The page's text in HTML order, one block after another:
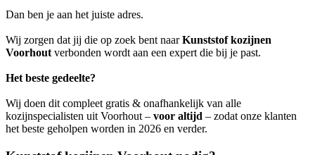
Dan ben je aan het juiste adres.
Wij zorgen dat jij die op zoek bent naarKunststof kozijnen
Voorhout verbonden wordt aan een expert die bij je past.
Het beste gedeelte?
Wij doen dit compleet gratis & onafhankelijk van alle
kozijnspecialisten uit Voorhout – voor altijd – zodat onze klanten
het beste geholpen worden in 2026 en verder.